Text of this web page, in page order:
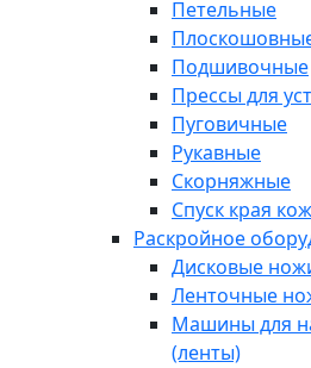
Петельные
Подшивочные
Прессы для
Пуговичные
Рукавные
Скорняжные
Спуск края
Раскройное
Дисковые
Ленточные
Машины для
(ленты)